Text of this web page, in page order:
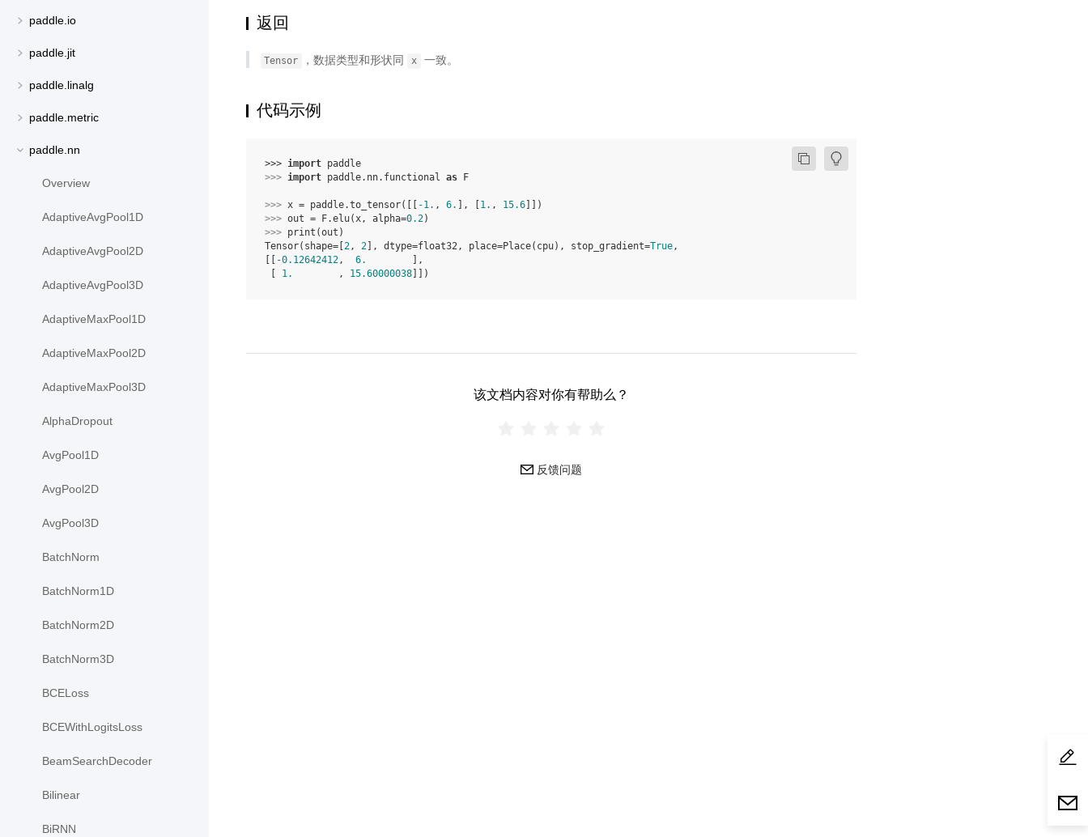
paddle.io
paddle.jit
paddle.linalg
paddle.metric
paddle.nn
Overview
AdaptiveAvgPool1D
AdaptiveAvgPool2D
AdaptiveAvgPool3D
AdaptiveMaxPool1D
AdaptiveMaxPool2D
AdaptiveMaxPool3D
AlphaDropout
AvgPool1D
AvgPool2D
AvgPool3D
BatchNorm
BatchNorm1D
BatchNorm2D
BatchNorm3D
BCELoss
BCEWithLogitsLoss
BeamSearchDecoder
Bilinear
BiRNN
返回
Tensor ，数据类型和形状同 x 一致。
代码示例
>>> import paddle
>>> import paddle.nn.functional as F
>>> x = paddle.to_tensor([[ -1. , 6. ], 1. , 15.6 ]])
>>> out = F.elu(x, alpha=0.2)
>>> print (out )
Tensor(shape=[ 2, 2 ], dtype=float32, place=Place(cpu), stop_gradient=True,
-0.12642412, 6.
        ],
1.
        ,
15.60000038 ]])
该文档内容对你有帮助么？
反馈问题